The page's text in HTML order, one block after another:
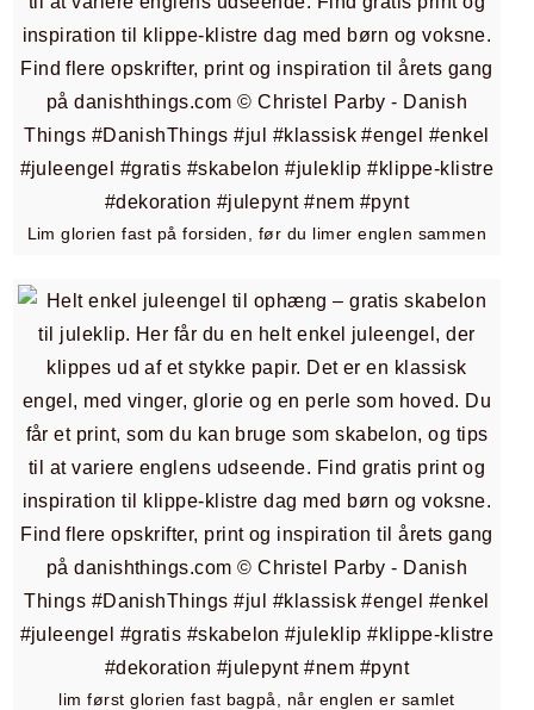
Lim glorien fast på forsiden, før du limer englen sammen
lim først glorien fast bagpå, når englen er samlet